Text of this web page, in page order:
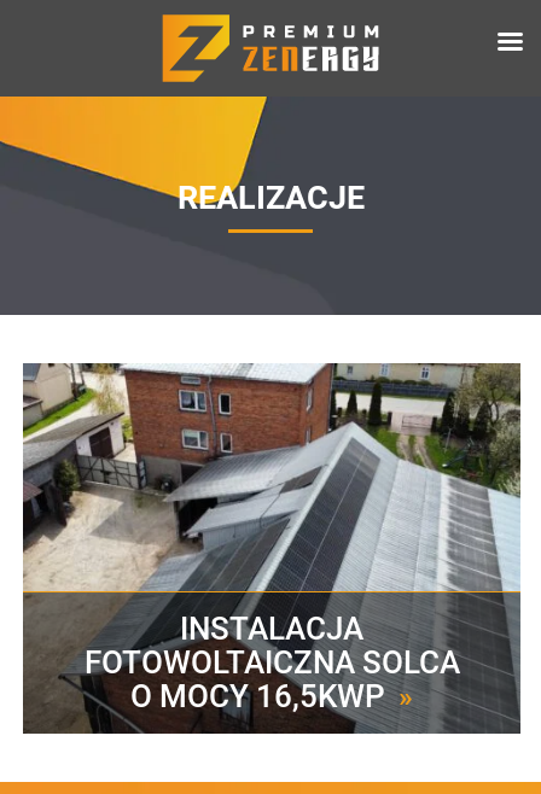
REALIZACJE
INSTALACJA
FOTOWOLTAICZNA SOLCA
O MOCY 16,5KWP»